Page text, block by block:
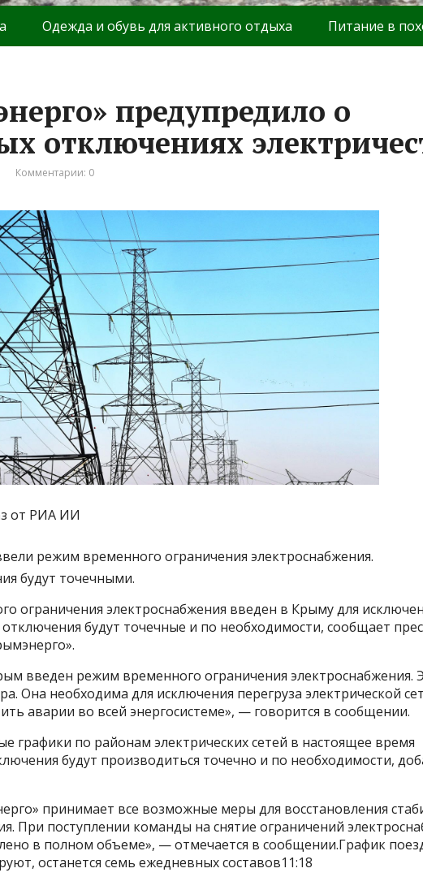
Одежда и обувь для активного отдыха Питание в
предупредило о
отключениях
Комментарии: 0
от РИА ИИ
режим временного ограничения электроснабжения.
будут точечными.
ограничения электроснабжения введен в Крыму для
отключения будут точечные и по необходимости, сообщает
введен режим временного ограничения электроснабжения.
Она необходима для исключения перегруза электрической
аварии во всей энергосистеме», — говорится в сообщении.
графики по районам электрических сетей в настоящее время
будут производиться точечно и по необходимости,
принимает все возможные меры для восстановления
При поступлении команды на снятие ограничений
в полном объеме», — отмечается в сообщении.График
останется семь ежедневных составов11:18